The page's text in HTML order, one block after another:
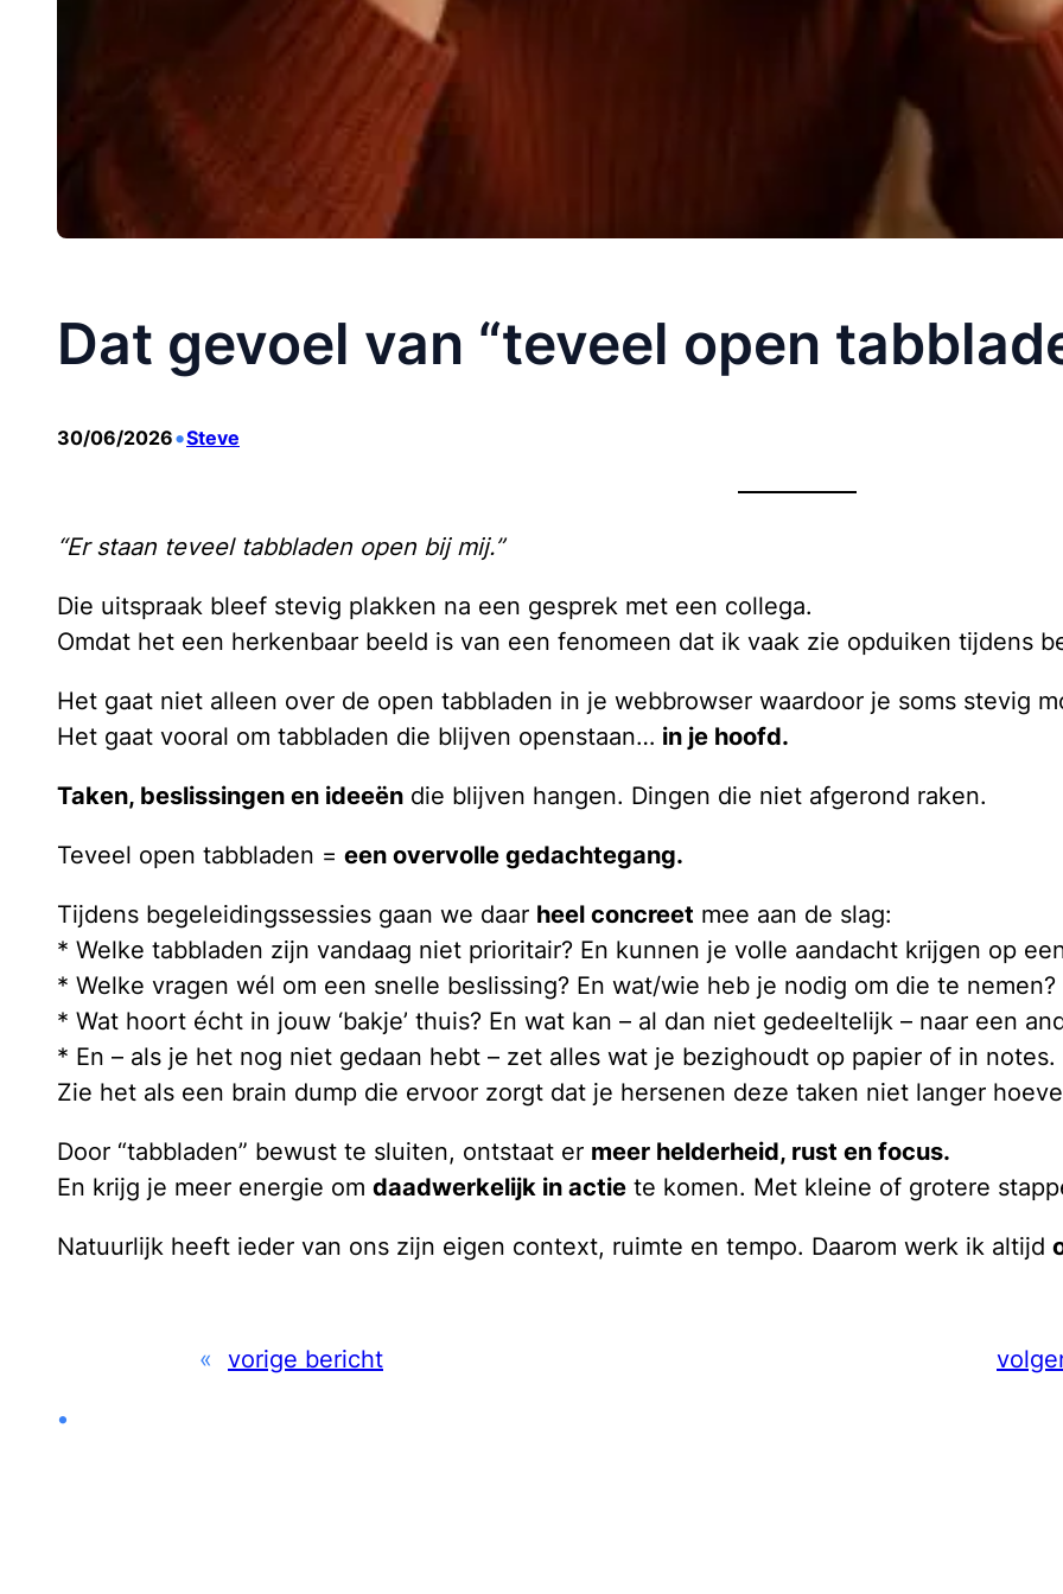
Dat gevoel van “teveel open
30/06/2026•Steve
“Er staan teveel tabbladen open bij mij.”
Die uitspraak bleef stevig plakken na een gesprek met een collega.
Omdat het een herkenbaar beeld is van een fenomeen dat ik vaak zie opduiken tijdens
Het gaat niet alleen over de open tabbladen in je webbrowser waardoor je soms stevig
Het gaat vooral om tabbladen die blijven openstaan… in je hoofd.
Taken, beslissingen en ideeën die blijven hangen. Dingen die niet afgerond raken.
Teveel open tabbladen = een overvolle gedachtegang.
Tijdens begeleidingssessies gaan we daar heel concreet mee aan de slag:
* Welke tabbladen zijn vandaag niet prioritair? En kunnen je volle aandacht krijgen op
* Welke vragen wél om een snelle beslissing? En wat/wie heb je nodig om die te nemen?
* Wat hoort écht in jouw ‘bakje’ thuis? En wat kan – al dan niet gedeeltelijk – naar een
* En – als je het nog niet gedaan hebt – zet alles wat je bezighoudt op papier of in
Zie het als een brain dump die ervoor zorgt dat je hersenen deze taken niet langer
Door “tabbladen” bewust te sluiten, ontstaat er meer helderheid, rust en focus.
En krijg je meer energie om daadwerkelijk in actie te komen. Met kleine of grotere
Natuurlijk heeft ieder van ons zijn eigen context, ruimte en tempo. Daarom werk ik altijd
« vorige bericht
•